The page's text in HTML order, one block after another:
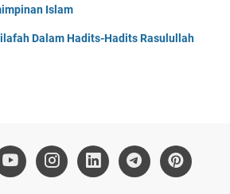
Islam
Dalam Hadits-Hadits Rasulullah